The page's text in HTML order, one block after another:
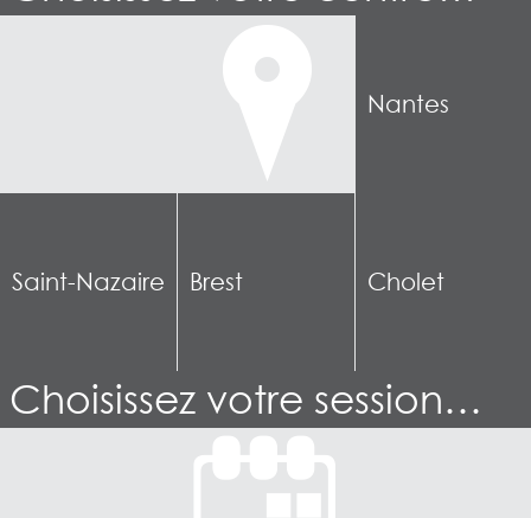
Nantes
Saint-Nazaire Brest Cholet
Choisissez votre session…